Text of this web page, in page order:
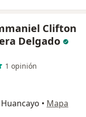
Clifton
Delgado
1 opinión
• Mapa